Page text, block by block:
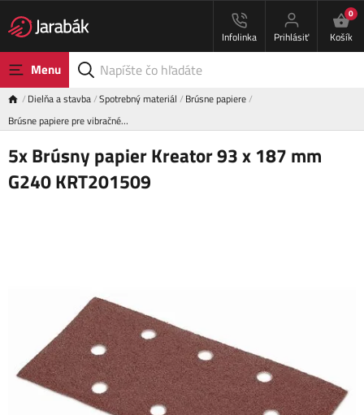
Infolinka Prihlásiť
0
Košík
Menu
Dielňa a stavba Spotrebný materiál
Brúsne papiere
Brúsne papiere pre vibračné…
5x Brúsny papier Kreator 93 x 187 mm
G240 KRT201509